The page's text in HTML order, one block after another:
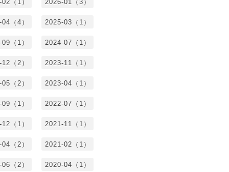
（1） 2026-01（3）
（4） 2025-03（1）
（1） 2024-07（1）
（2） 2023-11（1）
（2） 2023-04（1）
（1） 2022-07（1）
（1） 2021-11（1）
（2） 2021-02（1）
（2） 2020-04（1）